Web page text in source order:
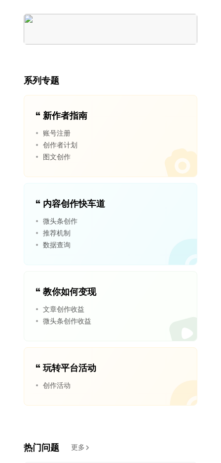
系列专题
新作者指南
账号注册
创作者计划
图文创作
内容创作快车道
微头条创作
推荐机制
数据查询
教你如何变现
文章创作收益
微头条创作收益
玩转平台活动
创作活动
热门问题 更多